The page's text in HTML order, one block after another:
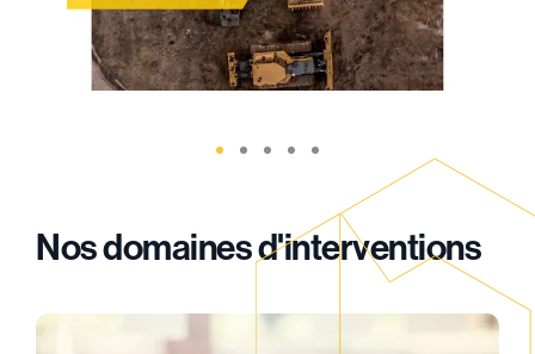
Nos domaines d'interventions